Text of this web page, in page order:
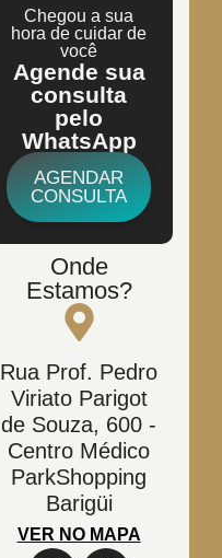
Chegou a sua
hora de cuidar de
você
Agende sua
consulta
pelo
WhatsApp
AGENDAR
CONSULTA
Onde
Estamos?
Rua Prof. Pedro
Viriato Parigot
de Souza, 600 -
Centro Médico
ParkShopping
Barigüi
VER NO MAPA